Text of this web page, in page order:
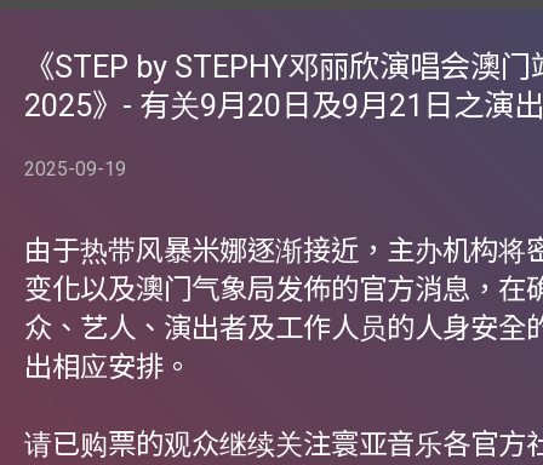
《STEP by STEPHY邓丽欣演唱会澳门
2025》- 有关9月20日及9月21日之演
2025-09-19
由于热带风暴米娜逐渐接近，主办机构将
变化以及澳门气象局发佈的官方消息，在
众、艺人、演出者及工作人员的人身安全
出相应安排。
请已购票的观众继续关注寰亚音乐各官方